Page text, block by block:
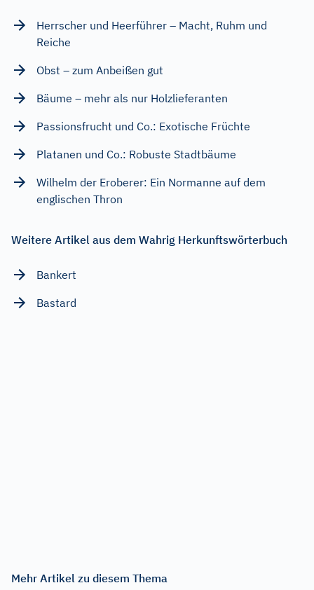
Herrscher und Heerführer – Macht, Ruhm und
Reiche
Obst – zum Anbeißen gut
Bäume – mehr als nur Holzlieferanten
Passionsfrucht und Co.: Exotische Früchte
Platanen und Co.: Robuste Stadtbäume
Wilhelm der Eroberer: Ein Normanne auf dem
englischen Thron
Weitere Artikel aus dem Wahrig Herkunftswörterbuch
Bankert
Bastard
Mehr Artikel zu diesem Thema